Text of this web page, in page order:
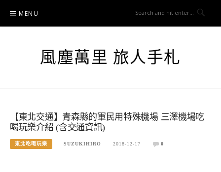
content
MENU
風塵萬里 旅人手札
【東北交通】青森縣的軍民用特殊機場 三澤機場吃
喝玩樂介紹 (含交通資訊)
東北吃喝玩樂 SUZUKIHIRO 2018-12-17 0